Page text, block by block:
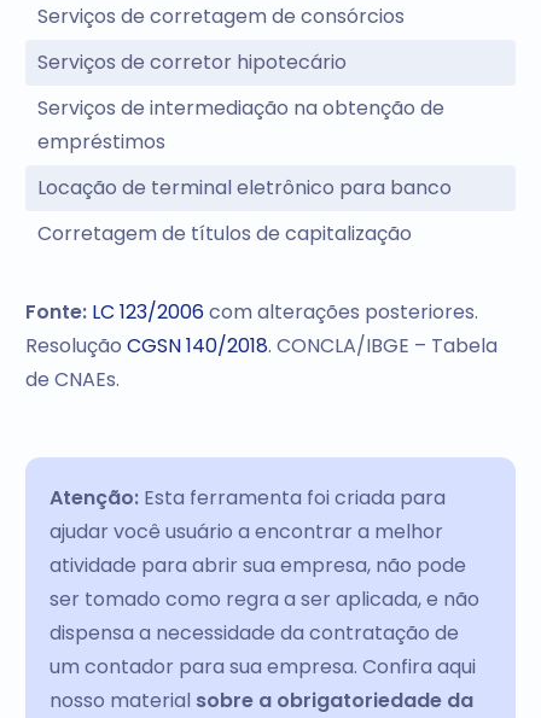
Serviços de corretagem de consórcios
Serviços de corretor hipotecário
Serviços de intermediação na obtenção de
empréstimos
Locação de terminal eletrônico para banco
Corretagem de títulos de capitalização
Fonte: LC 123/2006com alterações posteriores.
ResoluçãoCGSN 140/2018. CONCLA/IBGE – Tabela
de CNAEs.
Atenção:Esta ferramenta foi criada para
ajudar você usuário a encontrar a melhor
atividade para abrir sua empresa, não pode
ser tomado como regra a ser aplicada, e não
dispensa a necessidade da contratação de
um contador para sua empresa. Confira aqui
nosso material sobre a obrigatoriedade da